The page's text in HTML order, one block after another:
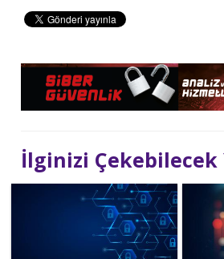
İlginizi Çekebilecek